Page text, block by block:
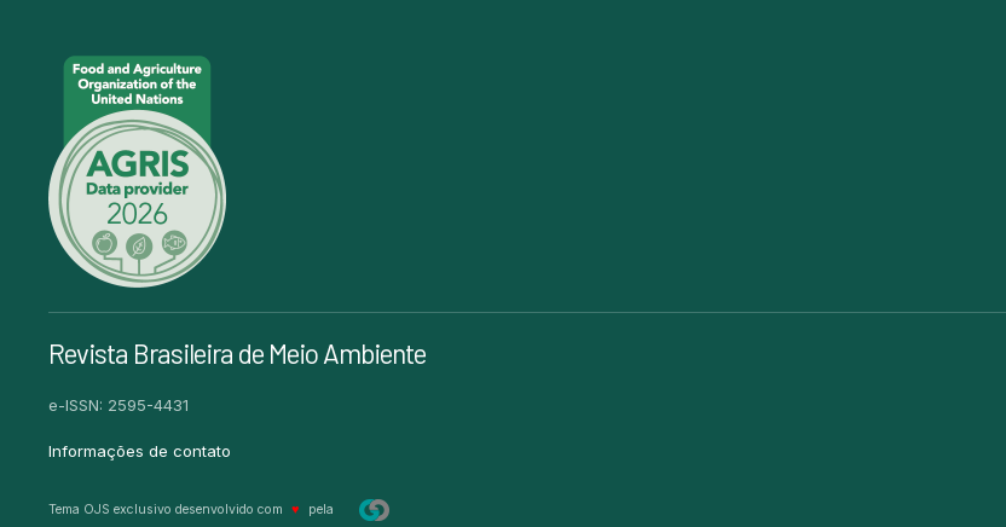
Revista Brasileira de Meio Ambiente
e-ISSN: 2595-4431
Informações de contato
Tema OJS exclusivo desenvolvido com ♥ pela